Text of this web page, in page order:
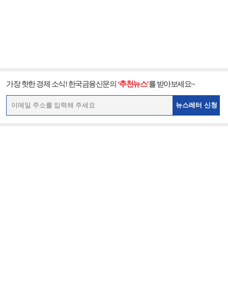
가장 핫한 경제 소식! 한국금융신문의 ‘추천뉴스’를 받아보세요~
뉴스레터 신청